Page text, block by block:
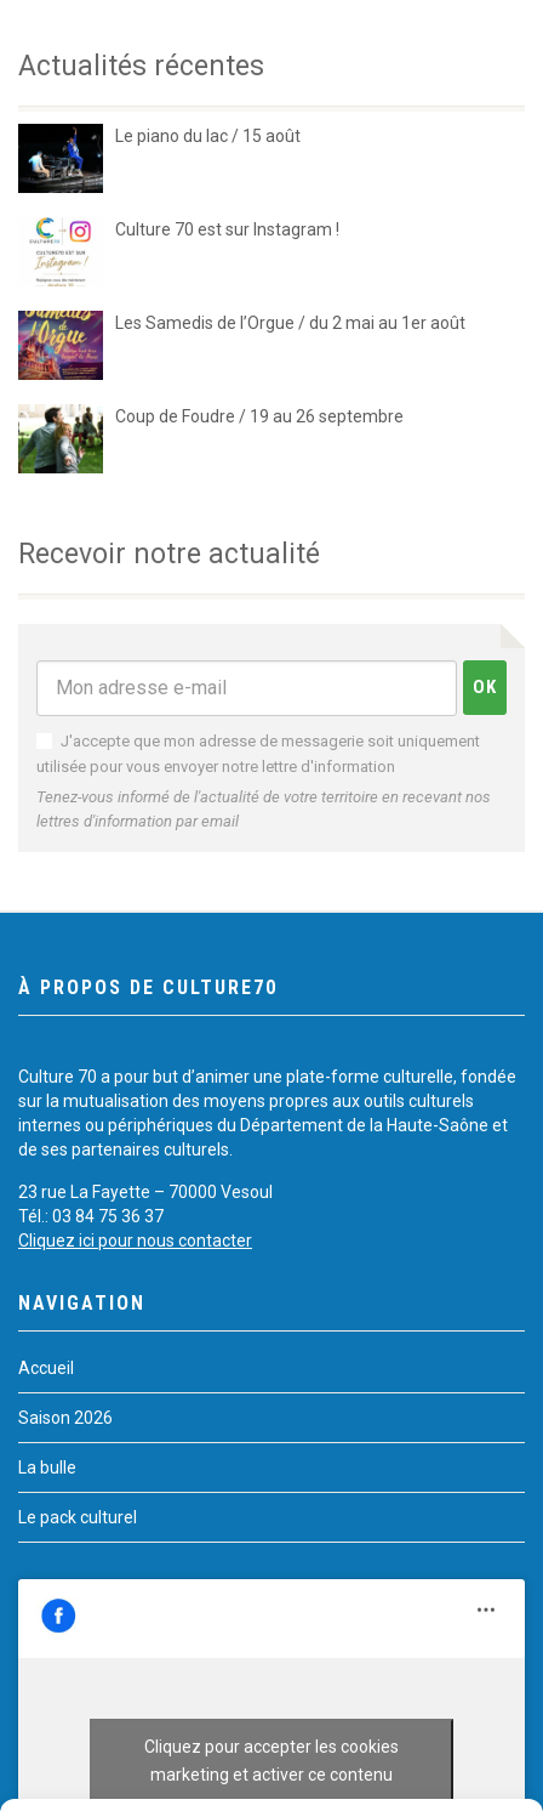
Actualités récentes
Le piano du lac / 15 août
Culture 70 est sur Instagram !
Les Samedis de l’Orgue / du 2 mai au 1er août
Coup de Foudre / 19 au 26 septembre
Recevoir notre actualité
J'accepte que mon adresse de messagerie soit uniquement
utilisée pour vous envoyer notre lettre d'information
Tenez-vous informé de l'actualité de votre territoire en recevant nos
lettres d'information par email
À PROPOS DE CULTURE70
Culture 70 a pour but d’animer une plate-forme culturelle, fondée
sur la mutualisation des moyens propres aux outils culturels
internes ou périphériques du Département de la Haute-Saône et
de ses partenaires culturels.
23 rue La Fayette – 70000 Vesoul
Tél.: 03 84 75 36 37
Cliquez ici pour nous contacter
NAVIGATION
Accueil
Saison 2026
La bulle
Le pack culturel
Cliquez pour accepter les cookies
marketing et activer ce contenu